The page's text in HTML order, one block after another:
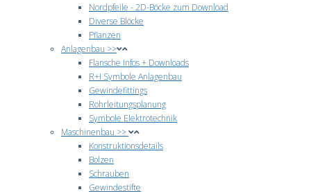
Nordpfeile - 2D-Böcke zum Download
Diverse Blöcke
Pflanzen
Anlagenbau >>
Flansche Infos + Downloads
R+I Symbole Anlagenbau
Gewindefittings
Rohrleitungsplanung
Symbole Elektrotechnik
Maschinenbau >>
Konstruktionsdetails
Bolzen
Schrauben
Gewindestifte